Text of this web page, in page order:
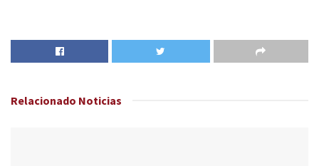
Relacionado Noticias